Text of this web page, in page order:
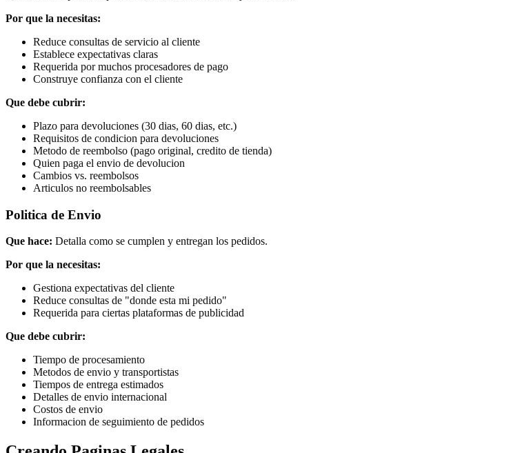
Por que la necesitas:
Reduce consultas de servicio al cliente
Establece expectativas claras
Requerida por muchos procesadores de pago
Construye confianza con el cliente
Que debe cubrir:
Plazo para devoluciones (30 dias, 60 dias, etc.)
Requisitos de condicion para devoluciones
Metodo de reembolso (pago original, credito de tienda)
Quien paga el envio de devolucion
Cambios vs. reembolsos
Articulos no reembolsables
Politica de Envio
Que hace: Detalla como se cumplen y entregan los pedidos.
Por que la necesitas:
Gestiona expectativas del cliente
Reduce consultas de "donde esta mi pedido"
Requerida para ciertas plataformas de publicidad
Que debe cubrir:
Tiempo de procesamiento
Metodos de envio y transportistas
Tiempos de entrega estimados
Detalles de envio internacional
Costos de envio
Informacion de seguimiento de pedidos